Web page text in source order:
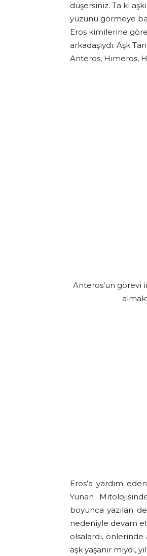
düşersiniz. Ta ki
yüzünü görmeye
Eros kimilerine
arkadaşıydı. Aşk
Anteros, Hımeros,
Anteros’un görevi
Eros’a yardım
Yunan
boyunca yazılan
nedeniyle devam
olsalardı,
aşk yaşanır mıydı,